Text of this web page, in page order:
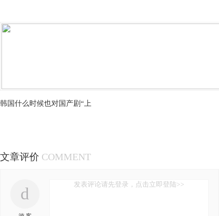
韩国什么时候也对国产剧“上
文章评价 COMMENT
d 发表评论请先登录，点击立即登陆>>